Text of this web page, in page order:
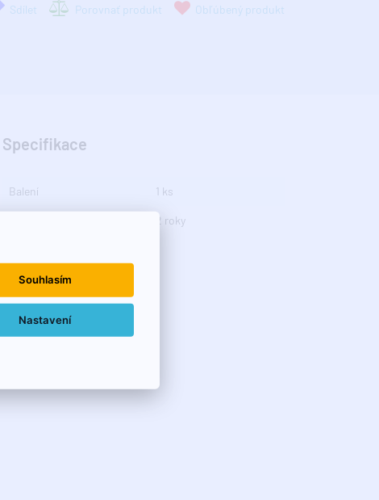
Sdílet Porovnať produkt Obľúbený produkt
Specifikace
Balení 1 ks
2 roky
Souhlasím
Nastavení